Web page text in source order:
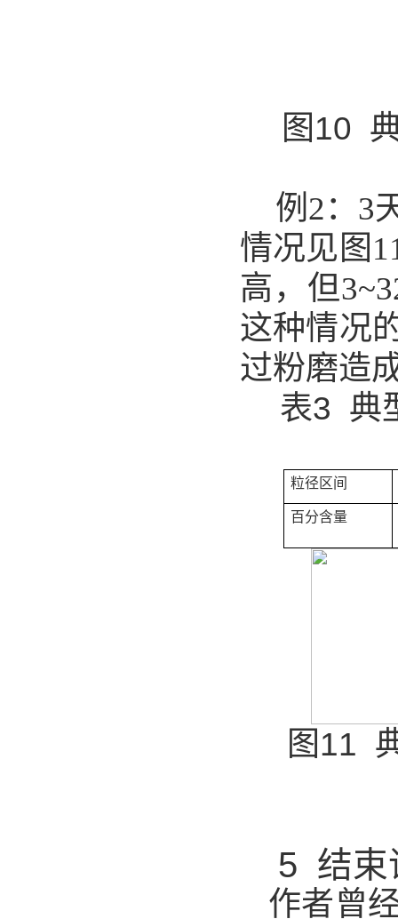
图10
例2：3
情况见图
高，但
这种情况
过粉磨造
表3 典
粒径区间
百分含量
图11
5 结束
作者曾